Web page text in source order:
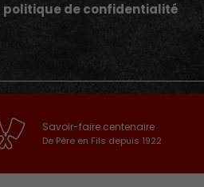
politique de confidentialité
Savoir-faire centenaire
De Père en Fils depuis 1922